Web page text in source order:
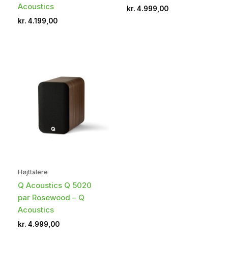
Acoustics
kr. 4.199,00
kr. 4.999,00
Højttalere
Q Acoustics Q 5020
par Rosewood – Q
Acoustics
kr. 4.999,00